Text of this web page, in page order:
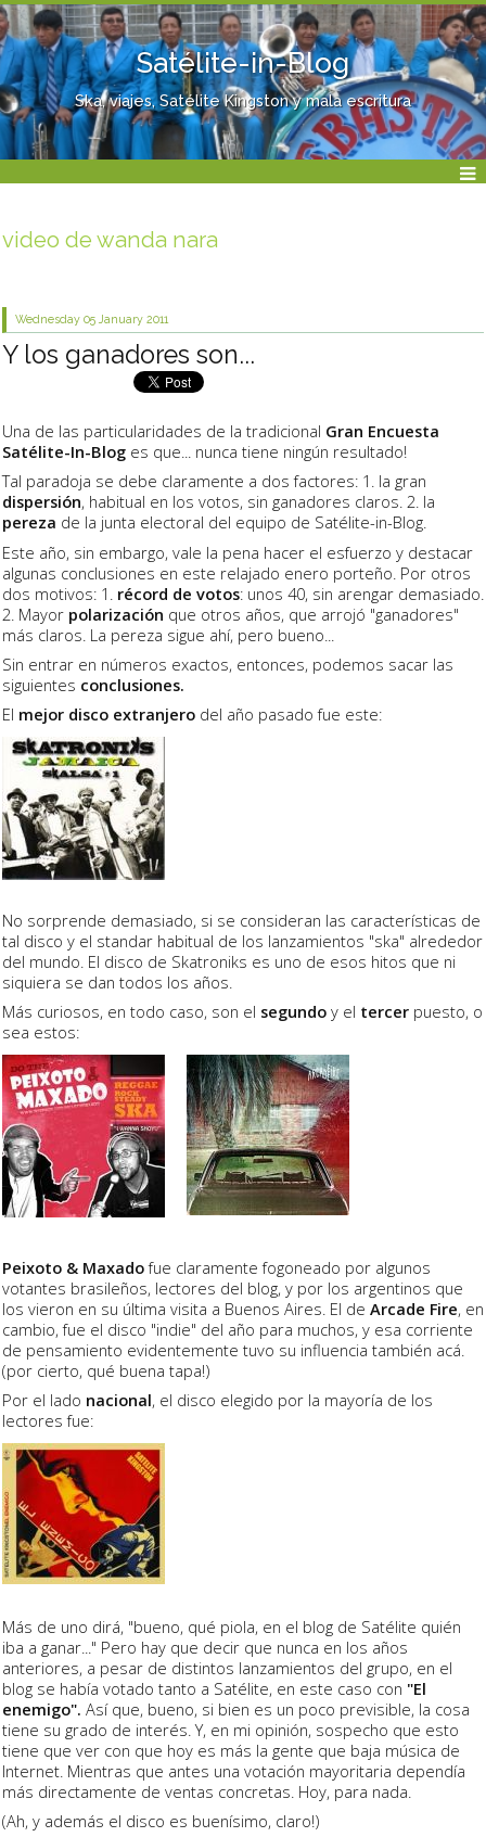
Satélite-in-Blog
Ska, viajes, Satélite Kingston y mala escritura
video de wanda nara
Wednesday 05 January 2011
Y los ganadores son...
Una de las particularidades de la tradicional Gran Encuesta
Satélite-In-Blog es que... nunca tiene ningún resultado!
Tal paradoja se debe claramente a dos factores: 1. la gran
dispersión, habitual en los votos, sin ganadores claros. 2. la
pereza de la junta electoral del equipo de Satélite-in-Blog.
Este año, sin embargo, vale la pena hacer el esfuerzo y destacar
algunas conclusiones en este relajado enero porteño. Por otros
dos motivos: 1. récord de votos: unos 40, sin arengar demasiado.
2. Mayor polarización que otros años, que arrojó "ganadores"
más claros. La pereza sigue ahí, pero bueno...
Sin entrar en números exactos, entonces, podemos sacar las
siguientes conclusiones.
El mejor disco extranjero del año pasado fue este:
No sorprende demasiado, si se consideran las características de
tal disco y el standar habitual de los lanzamientos "ska" alrededor
del mundo. El disco de Skatroniks es uno de esos hitos que ni
siquiera se dan todos los años.
Más curiosos, en todo caso, son el segundo y el tercer puesto, o
sea estos:
Peixoto & Maxadofue claramente fogoneado por algunos
votantes brasileños, lectores del blog, y por los argentinos que
los vieron en su última visita a Buenos Aires. El de Arcade Fire, en
cambio, fue el disco "indie" del año para muchos, y esa corriente
de pensamiento evidentemente tuvo su influencia también acá.
(por cierto, qué buena tapa!)
Por el lado nacional, el disco elegido por la mayoría de los
lectores fue:
Más de uno dirá, "bueno, qué piola, en el blog de Satélite quién
iba a ganar..." Pero hay que decir que nunca en los años
anteriores, a pesar de distintos lanzamientos del grupo, en el
blog se había votado tanto a Satélite, en este caso con "El
enemigo". Así que, bueno, si bien es un poco previsible, la cosa
tiene su grado de interés. Y, en mi opinión, sospecho que esto
tiene que ver con que hoy es más la gente que baja música de
Internet. Mientras que antes una votación mayoritaria dependía
más directamente de ventas concretas. Hoy, para nada.
(Ah, y además el disco es buenísimo, claro!)